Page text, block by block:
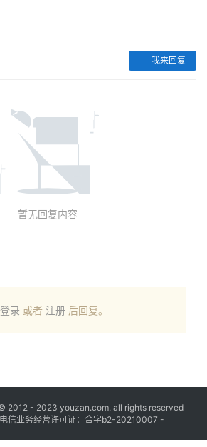
我来回复
暂无回复内容
登录 或者 注册 后回复。
2012 - 2023 youzan.com. all rights reserved
信业务经营许可证：合字b2-20210007 -